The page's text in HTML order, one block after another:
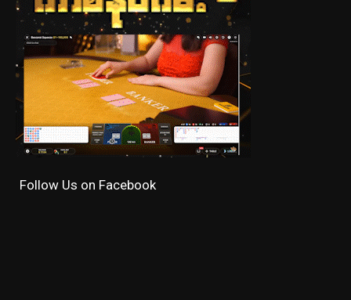
Follow Us on Facebook